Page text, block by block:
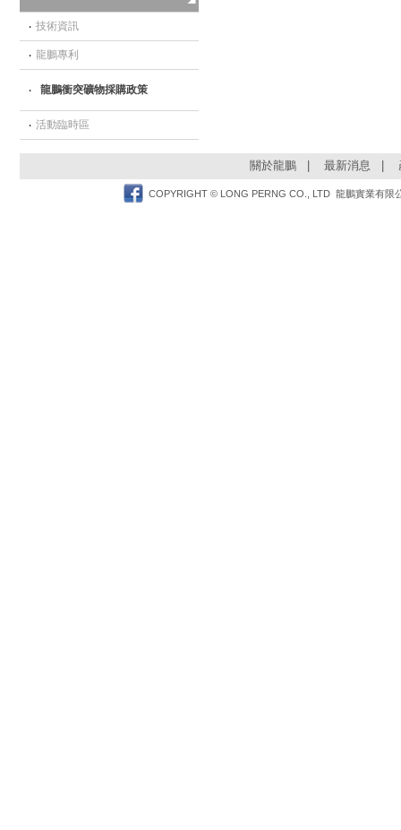
‧ 技術資訊
‧ 龍鵬專利
‧ 龍鵬衝突礦物採購政策
‧ 活動臨時區
關於龍鵬| 最新消息
Facebook
COPYRIGHT © LONG PERNG CO., LTD 龍鵬實業有